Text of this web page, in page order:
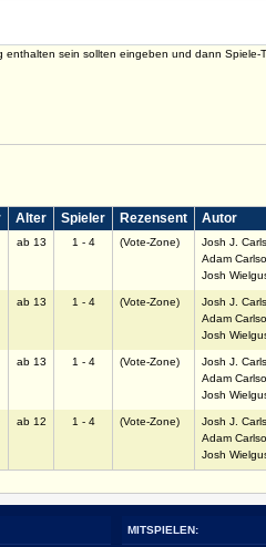
enthalten sein sollten eingeben und dann Spiele-
Alter Spieler Rezensent Autor
ab 13 1 - 4 (Vote-Zone)
Josh J.
Adam
Josh
ab 13 1 - 4 (Vote-Zone)
Josh J.
Adam
Josh
ab 13 1 - 4 (Vote-Zone)
Josh J.
Adam
Josh
ab 12 1 - 4 (Vote-Zone)
Josh J.
Adam
Josh
MITSPIELEN: